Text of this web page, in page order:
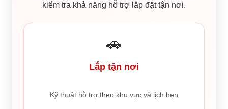
kiểm tra khả năng hỗ trợ lắp đặt tận nơi.
🚗
Lắp tận nơi
Kỹ thuật hỗ trợ theo khu vực và lịch hẹn